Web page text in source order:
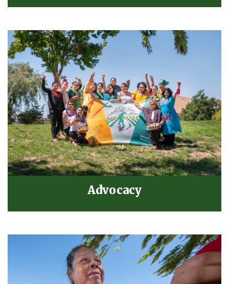
Advocacy